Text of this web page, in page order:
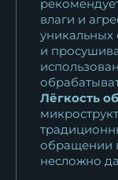
влаги и
уникальных
и
Лёгкость
обращении
несложно